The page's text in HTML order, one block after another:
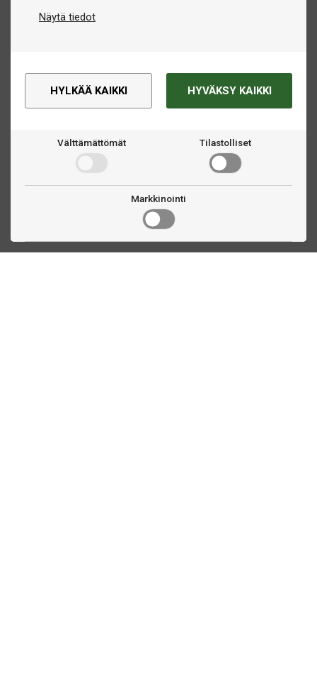
Näytä tiedot
HYLKÄÄ KAIKKI HYVÄKSY KAIKKI
Välttämättömät Tilastolliset
Markkinointi